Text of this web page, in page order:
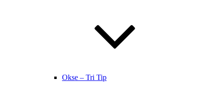
Okse – Tri Tip